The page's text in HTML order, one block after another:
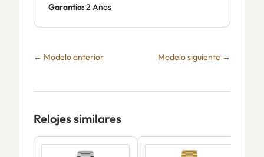
Garantía: 2 Años
← Modelo anterior Modelo siguiente →
Relojes similares